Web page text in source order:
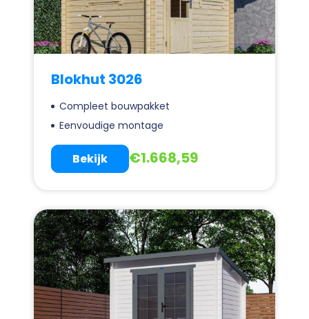
Blokhut 3026
Compleet bouwpakket
Eenvoudige montage
€1.668,59
Bekijk